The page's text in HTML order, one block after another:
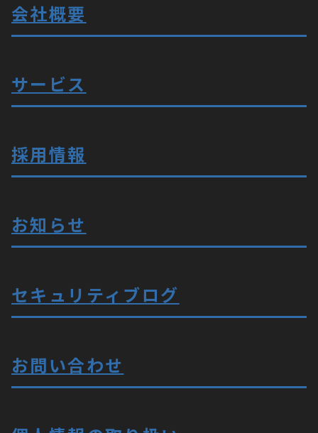
会社概要
サービス
採用情報
お知らせ
セキュリティブログ
お問い合わせ